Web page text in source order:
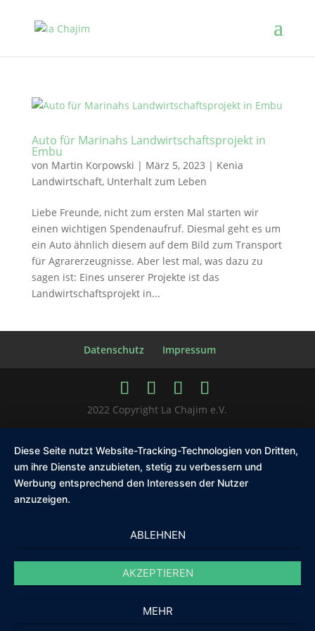
Auto für Marinahs Landwirtschaftsprojekt in
Embu
von Martin Korpowski | März 5, 2023 | Kenia
Landwirtschaft, Unterhalt zum Leben
Liebe Freunde, nicht zum ersten Mal starten wir
einen wichtigen Spendenaufruf. Diesmal geht es um
ein Auto ähnlich diesem auf dem Bild zum Transport
für Agrarerzeugnisse. Aber lest mal, was dazu zu
sagen ist: Eines unserer Projekte ist das
Landwirtschaftsprojekt in...
Datenschutz Impressum
2022 Copyright La Chajim e.V.
Diese Seite nutzt Website-Tracking-Technologien von Dritten,
um ihre Dienste anzubieten, stetig zu verbessern und
Werbung entsprechend den Interessen der Nutzer
anzuzeigen.
ABLEHNEN
AKZEPTIEREN
MEHR